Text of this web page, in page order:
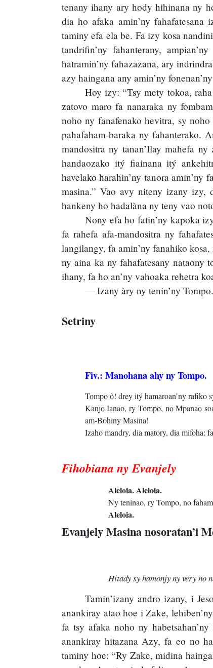
tenany ihany ary hody hihinana ny
dia ho afaka amin’ny fahafatesana
taminy efa ela be. Fa izy kosa
tandrifin’ny fahanterany,
hatramin’ny fahazazana, ary
azy haingana any amin’ny
Hoy izy: “Tsy mety tokoa,
zatovo maro fa nanaraka ny
noho ny fanafenako hevitra, sy
pahafaham-baraka ny fahanterako.
mandositra ny tanan’Ilay mahefa
handaozako itý fiainana itý
havelako harahin’ny tanora amin’ny
masina.” Vao avy niteny izany izy,
hankeny ho hadalàna ny teny vao
Nony efa ho fatin’ny kapoka
fa rahefa afa-mandositra ny
langilangy, fa amin’ny fanahiko
ny aina ka ny fahafatesany nataony
ihany, fa ho an’ny vahoaka rehetra
— Izany àry ny tenin’ny
Setriny
Fiv.: Manohana ahy ny Tompo.
Tompo ô! drey itý hamaroan’ny rafiko
Kanjo Ianao, ry Tompo, no Mpanao
am-Bohiny Masina!
Izaho mandry, dia matory, dia mifoha:
Fihobiana ny Evanjely
Aleloia. Aleloia.
Ny teninao, ry Tompo, no
Aleloia.
Evanjely Masina nosoratan’i
Hitady sy hamonjy ny very no
Tamin’izany andro izany, i
anankiray atao hoe i Zake,
fa tsy afaka noho ny
anankiray hitazana Azy, fa eo no
taminy hoe: “Ry Zake, midina